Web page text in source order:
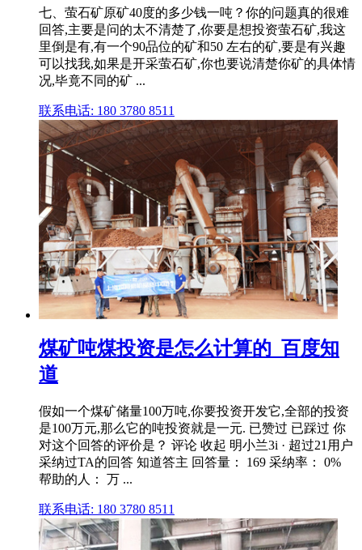
七、萤石矿原矿40度的多少钱一吨？你的问题真的很难
回答,主要是问的太不清楚了,你要是想投资萤石矿,我这
里倒是有,有一个90品位的矿和50 左右的矿,要是有兴趣
可以找我,如果是开采萤石矿,你也要说清楚你矿的具体情
况,毕竟不同的矿 ...
联系电话: 180 3780 8511
煤矿吨煤投资是怎么计算的_百度知
道
假如一个煤矿储量100万吨,你要投资开发它,全部的投资
是100万元,那么它的吨投资就是一元. 已赞过 已踩过 你
对这个回答的评价是？ 评论 收起 明小兰3i · 超过21用户
采纳过TA的回答 知道答主 回答量： 169 采纳率： 0%
帮助的人： 万 ...
联系电话: 180 3780 8511